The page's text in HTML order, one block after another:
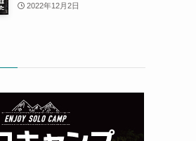
2022年12月2日